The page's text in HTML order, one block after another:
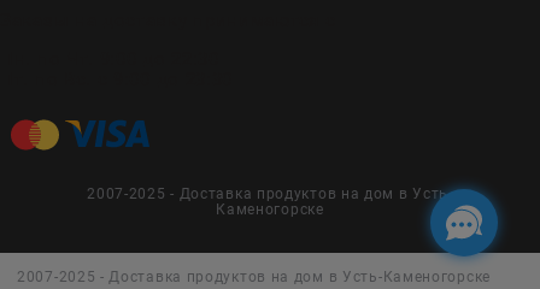
2007-2025 - Доставка продуктов на дом в Усть-
Каменогорске
2007-2025 - Доставка продуктов на дом в Усть-Каменогорске